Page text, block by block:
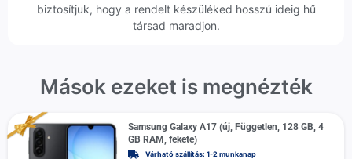
biztosítjuk, hogy a rendelt készüléked hosszú ideig hű
társad maradjon.
Mások ezeket is megnézték
Samsung Galaxy A17 (új, Független, 128 GB, 4
GB RAM, fekete)
Várható szállítás: 1-2 munkanap